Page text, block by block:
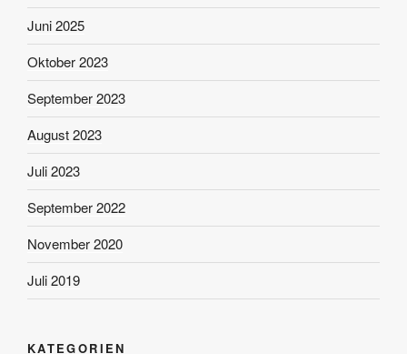
Juni 2025
Oktober 2023
September 2023
August 2023
Juli 2023
September 2022
November 2020
Juli 2019
KATEGORIEN